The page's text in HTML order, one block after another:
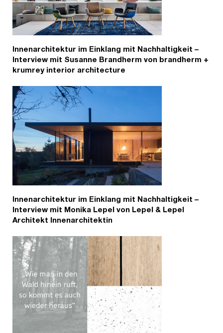
Innenarchitektur im Einklang mit Nachhaltigkeit –
Interview mit Susanne Brandherm von brandherm +
krumrey interior architecture
Innenarchitektur im Einklang mit Nachhaltigkeit –
Interview mit Monika Lepel von Lepel & Lepel
Architekt Innenarchitektin